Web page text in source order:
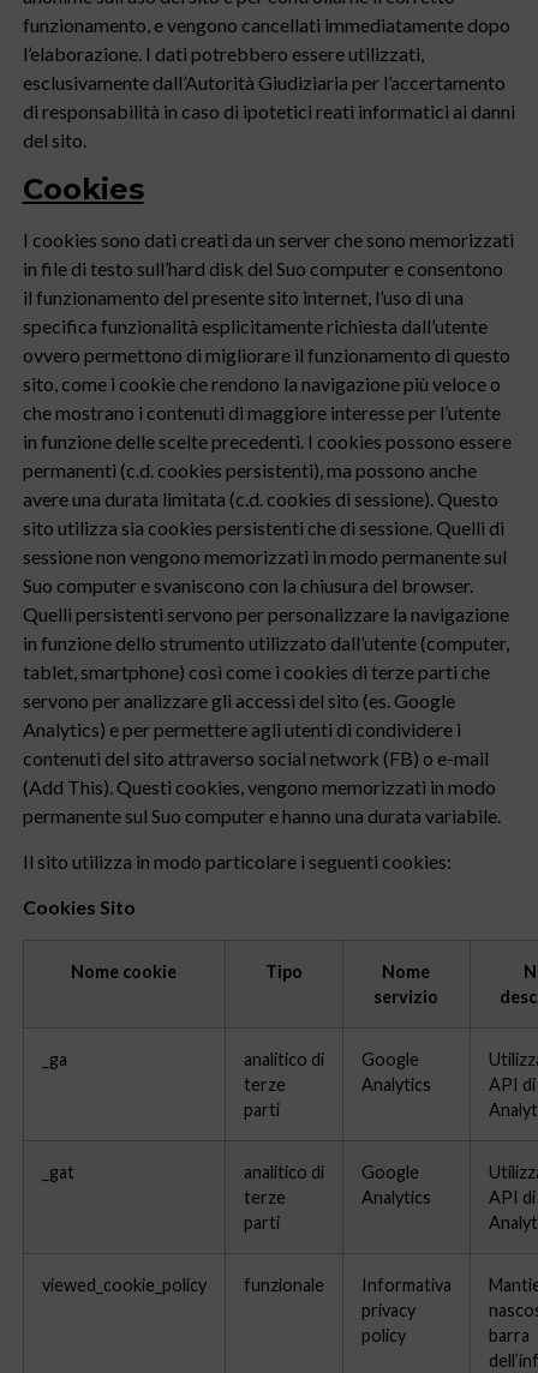
funzionamento, e vengono cancellati immediatamente dopo
l’elaborazione. I dati potrebbero essere utilizzati,
esclusivamente dall’Autorità Giudiziaria per l’accertamento
di responsabilità in caso di ipotetici reati informatici ai danni
del sito.
Cookies
I cookies sono dati creati da un server che sono memorizzati
in file di testo sull’hard disk del Suo computer e consentono
il funzionamento del presente sito internet, l’uso di una
specifica funzionalità esplicitamente richiesta dall’utente
ovvero permettono di migliorare il funzionamento di questo
sito, come i cookie che rendono la navigazione più veloce o
che mostrano i contenuti di maggiore interesse per l’utente
in funzione delle scelte precedenti. I cookies possono essere
permanenti (c.d. cookies persistenti), ma possono anche
avere una durata limitata (c.d. cookies di sessione). Questo
sito utilizza sia cookies persistenti che di sessione. Quelli di
sessione non vengono memorizzati in modo permanente sul
Suo computer e svaniscono con la chiusura del browser.
Quelli persistenti servono per personalizzare la navigazione
in funzione dello strumento utilizzato dall’utente (computer,
tablet, smartphone) così come i cookies di terze parti che
servono per analizzare gli accessi del sito (es. Google
Analytics) e per permettere agli utenti di condividere i
contenuti del sito attraverso social network (FB) o e-mail
(Add This). Questi cookies, vengono memorizzati in modo
permanente sul Suo computer e hanno una durata variabile.
Il sito utilizza in modo particolare i seguenti cookies:
Cookies Sito
Nome cookie Tipo
Nome
servizio
_ga
analitico di
terze
parti
Google
Analytics
API
_gat
analitico di
terze
parti
Google
Analytics
API
viewed_cookie_policy funzionale
Informativa
privacy
policy
barra